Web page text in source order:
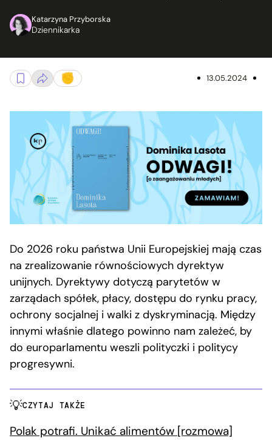
Katarzyna Przyborska
Dziennikarka
13.05.2024
Do 2026 roku państwa Unii Europejskiej mają czas
na zrealizowanie równościowych dyrektyw
unijnych. Dyrektywy dotyczą parytetów w
zarządach spółek, płacy, dostępu do rynku pracy,
ochrony socjalnej i walki z dyskryminacją. Między
innymi właśnie dlatego powinno nam zależeć, by
do europarlamentu weszli polityczki i politycy
progresywni.
CZYTAJ TAKŻE
Polak potrafi. Unikać alimentów [rozmowa]